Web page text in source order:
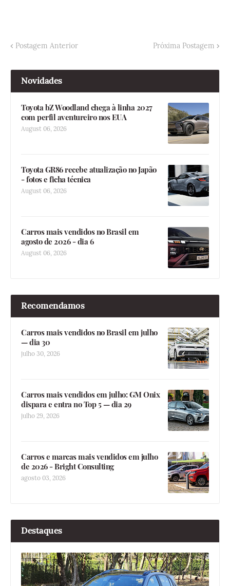
Postagem Anterior Próxima Postagem
Novidades
Toyota bZ Woodland chega à linha 2027
com perfil aventureiro nos EUA
August 06, 2026
Toyota GR86 recebe atualização no Japão
- fotos e ficha técnica
August 06, 2026
Carros mais vendidos no Brasil em
agosto de 2026 - dia 6
August 06, 2026
Recomendamos
Carros mais vendidos no Brasil em julho
— dia 30
julho 30, 2026
Carros mais vendidos em julho: GM Onix
dispara e entra no Top 5 — dia 29
julho 29, 2026
Carros e marcas mais vendidos em julho
de 2026 - Bright Consulting
agosto 03, 2026
Destaques